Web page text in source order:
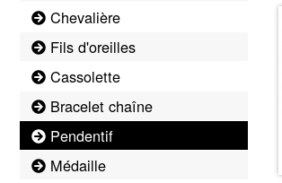
Chevalière
Fils d'oreilles
Cassolette
Bracelet chaîne
Pendentif
Médaille